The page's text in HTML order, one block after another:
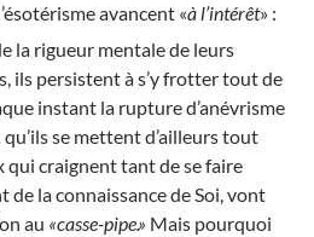
avancent «à l’intérêt» :
la rigueur mentale de leurs
ils persistent à s’y frotter tout de
instant la rupture d’anévrisme
se mettent d’ailleurs tout
qui craignent tant de se faire
de la connaissance de Soi, vont
au «casse-pipe.» Mais pourquoi